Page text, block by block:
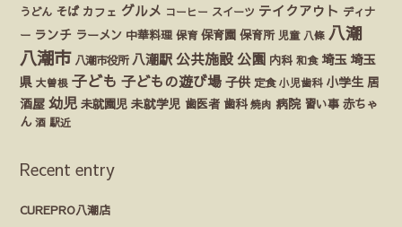
うどん そば カフェ グルメ コーヒー スイーツ テイクアウト ディナ
ー ランチ ラーメン 中華料理 保育 保育園 保育所 児童 八條 八潮
八潮市 八潮市役所 八潮駅 公共施設 公園 内科 和食 埼玉 埼玉
県 大曽根 子ども 子どもの遊び場 子供 定食 小児歯科 小学生 居
酒屋 幼児 未就園児 未就学児 歯医者 歯科 焼肉 病院 習い事 赤ちゃ
ん 酒 駅近
Recent entry
CUREPRO八潮店